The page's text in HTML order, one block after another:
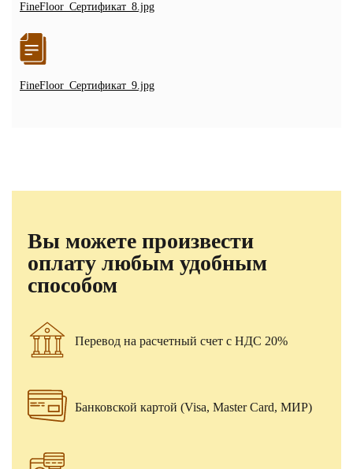
FineFloor_Сертификат_8.jpg
FineFloor_Сертификат_9.jpg
Вы можете произвести
оплату любым удобным
способом
Перевод на расчетный счет с НДС 20%
Банковской картой (Visa, Master Card, МИР)